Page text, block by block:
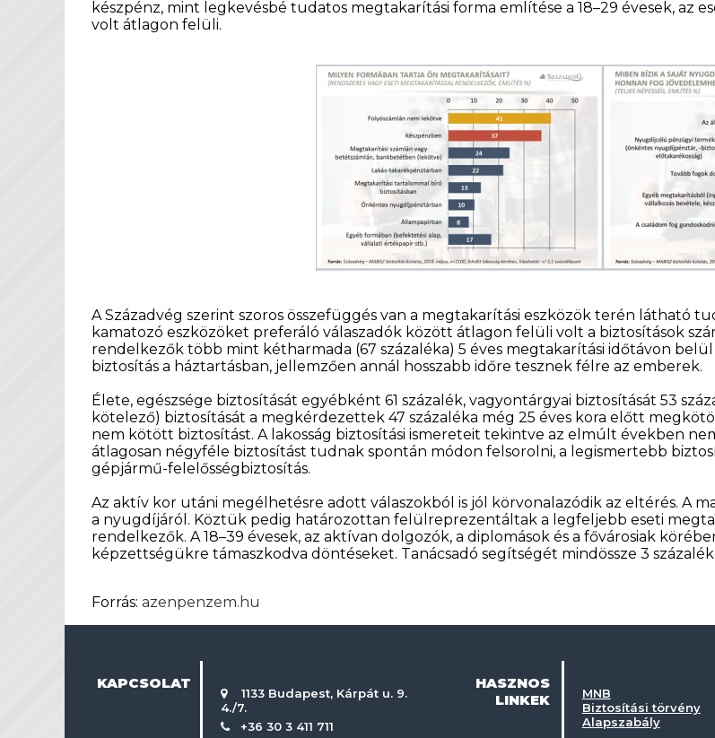
készpénz, mint legkevésbé tudatos megtakarítási forma említése a 18–29 évesek, az
volt átlagon felüli.
A Századvég szerint szoros összefüggés van a megtakarítási eszközök terén látható
kamatozó eszközöket preferáló válaszadók között átlagon felüli volt a biztosítások
rendelkezők több mint kétharmada (67 százaléka) 5 éves megtakarítási időtávon
biztosítás a háztartásban, jellemzően annál hosszabb időre tesznek félre az emberek.
Élete, egészsége biztosítását egyébként 61 százalék, vagyontárgyai biztosítását 53
kötelező) biztosítását a megkérdezettek 47 százaléka még 25 éves kora előtt
nem kötött biztosítást. A lakosság biztosítási ismereteit tekintve az elmúlt években
átlagosan négyféle biztosítást tudnak spontán módon felsorolni, a legismertebb
gépjármű-felelősségbiztosítás.
Az aktív kor utáni megélhetésre adott válaszokból is jól körvonalazódik az eltérés. A
a nyugdíjáról. Köztük pedig határozottan felülreprezentáltak a legfeljebb eseti
rendelkezők. A 18–39 évesek, az aktívan dolgozók, a diplomások és a fővárosiak
képzettségükre támaszkodva döntéseket. Tanácsadó segítségét mindössze 3 százalék
Forrás: azenpenzem.hu
KAPCSOLAT
1133 Budapest, Kárpát u. 9.
4./7.
+36 30 3 411 711
HASZNOS
LINKEK
MNB
Biztosítási törvény
Alapszabály